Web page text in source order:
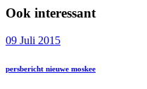
Ook interessant
09 Juli 2015
persbericht nieuwe moskee